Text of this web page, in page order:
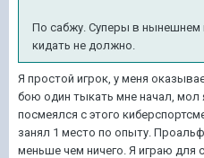
По сабжу. Суперы в нынешнем
кидать не должно.
Я простой игрок, у меня
бою один тыкать мне начал, мол
посмеялся с этого
занял 1 место по опыту.
меньше чем ничего. Я играю для